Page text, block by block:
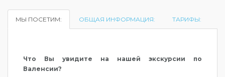
МЫ ПОСЕТИМ: ОБЩАЯ ИНФОРМАЦИЯ: ТАРИФЫ:
Что Вы увидите на нашей экскурсии по
Валенсии?